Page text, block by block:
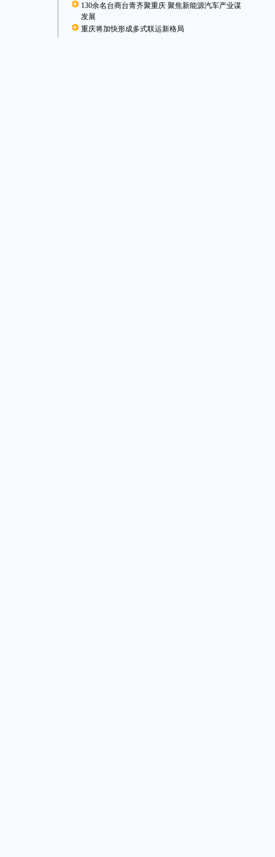
130余名台商台青齐聚重庆 聚焦新能源汽车产业谋
发展
重庆将加快形成多式联运新格局